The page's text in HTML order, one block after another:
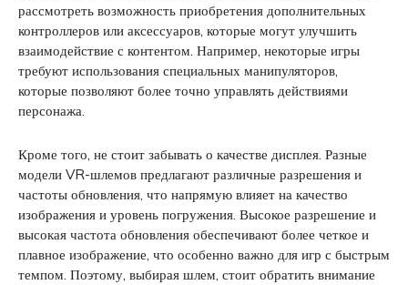
рассмотреть возможность приобретения дополнительных
контроллеров или аксессуаров, которые могут улучшить
взаимодействие с контентом. Например, некоторые игры
требуют использования специальных манипуляторов,
которые позволяют более точно управлять действиями
персонажа.
Кроме того, не стоит забывать о качестве дисплея. Разные
модели VR-шлемов предлагают различные разрешения и
частоты обновления, что напрямую влияет на качество
изображения и уровень погружения. Высокое разрешение и
высокая частота обновления обеспечивают более четкое и
плавное изображение, что особенно важно для игр с быстрым
темпом. Поэтому, выбирая шлем, стоит обратить внимание